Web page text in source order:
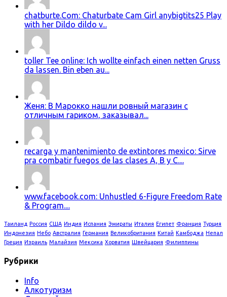
chatburte.Com: Chaturbate Cam Girl anybigtits25 Play
with her Dildo dildo v...
toller Tee online: Ich wollte einfach einen netten Gruss
da lassen. Bin eben au...
Женя: В Марокко нашли ровный магазин с
отличным гариком, заказывал...
recarga y mantenimiento de extintores mexico: Sirve
pra combatir fuegos de las clases A, B y C....
www.facebook.com: Unhustled 6-Figure Freedom Rate
& Program....
Таиланд Россия США Индия Испания Эмираты Италия Египет Франция Турция
Индонезия Небо Австралия Германия Великобритания Китай Камбоджа Непал
Греция Израиль Малайзия Мексика Хорватия Швейцария Филиппины
Рубрики
Info
Алкотуризм